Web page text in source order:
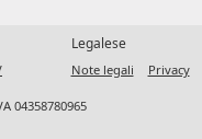
Legalese
Note legali Privacy
04358780965